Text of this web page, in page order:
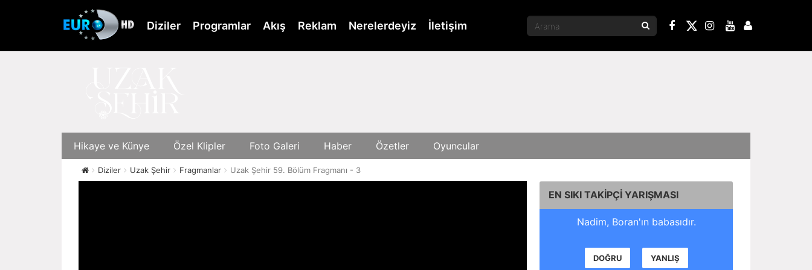
Diziler Programlar Akış Reklam Nerelerdeyiz İletişim
Hikaye ve Künye Özel Klipler Foto Galeri Haber Özetler Oyuncular
Diziler Uzak Şehir Fragmanlar Uzak Şehir 59. Bölüm Fragmanı - 3
EN SIKI TAKİPÇİ YARIŞMASI
Nadim, Boran'ın babasıdır.
DOĞRU YANLIŞ